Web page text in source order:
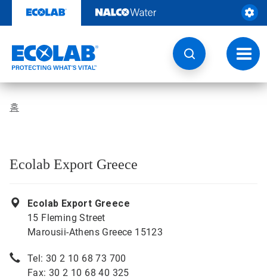
츠
기
토
글
내
비
홈
Ecolab Export Greece
Ecolab Export Greece
15 Fleming Street
Marousii-Athens Greece 15123
Tel: 30 2 10 68 73 700
Fax: 30 2 10 68 40 325